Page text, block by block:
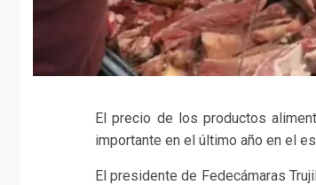
El precio de los productos
importante en el último año en el
El presidente de Fedecámaras